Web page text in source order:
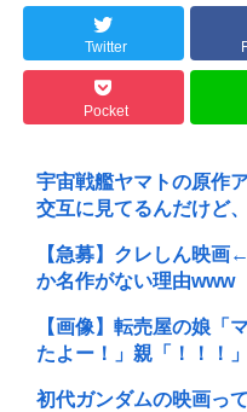
Twitter
Pocket
宇宙戦艦ヤマトの原作
交互に見てるんだけど
【急募】クレしん映画
か名作がない理由www
【画像】転売屋の娘「
たよー！」親「！！！」
初代ガンダムの映画っ